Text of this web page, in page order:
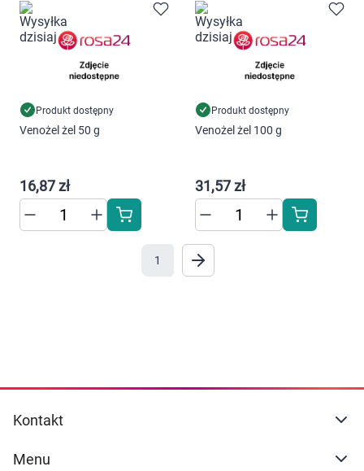
Korzystamy z plików cookies w celu
dostosowania zawartości serwisu do Twoich
naszej
polityce prywatności . Możesz określić
warunki przechowywania lub dostępu do
cookies poprzez kliknięcie przycisku
ustawienia wszystkich cookies klikając
AKCEPTUJĘ WSZYSTKIE
Ustawienia
Zdrowie
Kobieta w ciąży i mama
Dziecko
Kosmetyki
Mężczyzna
Produkt dostępny
Venożel żel 50 g
16,87 zł
Produkt dostępny
Venożel żel 100 g
31,57 zł
1
Kontakt
Menu